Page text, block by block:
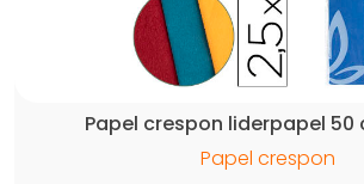
Papel crespon liderpapel 50
Papel crespon